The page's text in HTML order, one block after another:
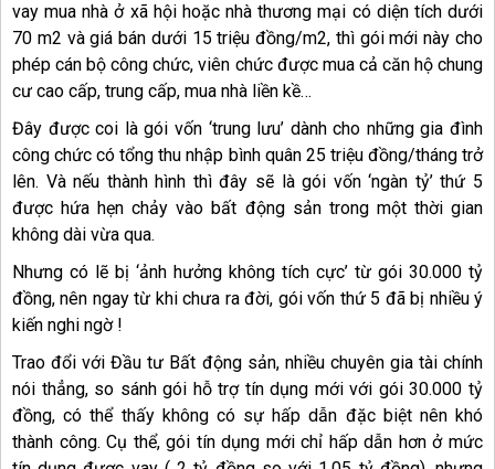
vay mua nhà ở xã hội hoặc nhà thương mại có diện tích dưới
70 m2 và giá bán dưới 15 triệu đồng/m2, thì gói mới này cho
phép cán bộ công chức, viên chức được mua cả căn hộ chung
cư cao cấp, trung cấp, mua nhà liền kề…
Đây được coi là gói vốn ‘trung lưu’ dành cho những gia đình
công chức có tổng thu nhập bình quân 25 triệu đồng/tháng trở
lên. Và nếu thành hình thì đây sẽ là gói vốn ‘ngàn tỷ’ thứ 5
được hứa hẹn chảy vào bất động sản trong một thời gian
không dài vừa qua.
Nhưng có lẽ bị ‘ảnh hưởng không tích cực’ từ gói 30.000 tỷ
đồng, nên ngay từ khi chưa ra đời, gói vốn thứ 5 đã bị nhiều ý
kiến nghi ngờ !
Trao đổi với Đầu tư Bất động sản, nhiều chuyên gia tài chính
nói thẳng, so sánh gói hỗ trợ tín dụng mới với gói 30.000 tỷ
đồng, có thể thấy không có sự hấp dẫn đặc biệt nên khó
thành công. Cụ thể, gói tín dụng mới chỉ hấp dẫn hơn ở mức